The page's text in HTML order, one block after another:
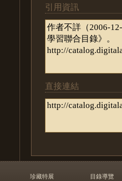
引用資訊
直接連結
珍藏特展
目錄導覽